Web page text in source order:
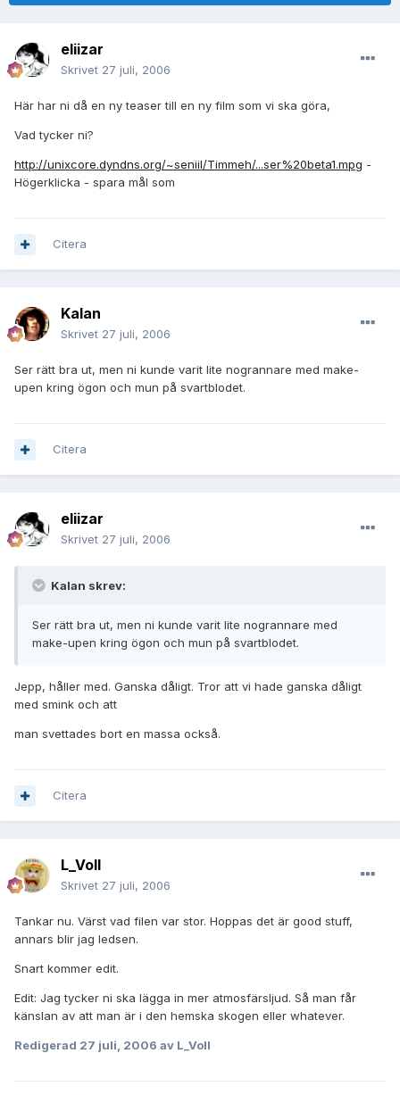
eliizar
Skrivet 27 juli, 2006
Här har ni då en ny teaser till en ny film som vi ska göra,
Vad tycker ni?
http://unixcore.dyndns.org/~seniil/Timmeh/...ser%20beta1.mpg -
Högerklicka - spara mål som
Citera
Kalan
Skrivet 27 juli, 2006
Ser rätt bra ut, men ni kunde varit lite nogrannare med make-
upen kring ögon och mun på svartblodet.
Citera
eliizar
Skrivet 27 juli, 2006
Kalan skrev:
Ser rätt bra ut, men ni kunde varit lite nogrannare med
make-upen kring ögon och mun på svartblodet.
Jepp, håller med. Ganska dåligt. Tror att vi hade ganska dåligt
med smink och att
man svettades bort en massa också.
Citera
L_Voll
Skrivet 27 juli, 2006
Tankar nu. Värst vad filen var stor. Hoppas det är good stuff,
annars blir jag ledsen.
Snart kommer edit.
Edit: Jag tycker ni ska lägga in mer atmosfärsljud. Så man får
känslan av att man är i den hemska skogen eller whatever.
Redigerad 27 juli, 2006 av L_Voll